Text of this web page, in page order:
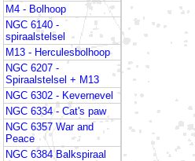
M4 - Bolhoop
NGC 6140 -
spiraalstelsel
M13 - Herculesbolhoop
NGC 6207 -
Spiraalstelsel + M13
NGC 6302 - Kevernevel
NGC 6334 - Cat's paw
NGC 6357 War and
Peace
NGC 6384 Balkspiraal